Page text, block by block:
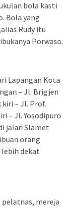
bola kasti
Bola yang
Rudy itu
Porwaso.
Lapangan Kota
– Jl. Brigjen
– JI. Prof.
– Jl. Yosodipuro
jalan Slamet
orang
dekat
mereja